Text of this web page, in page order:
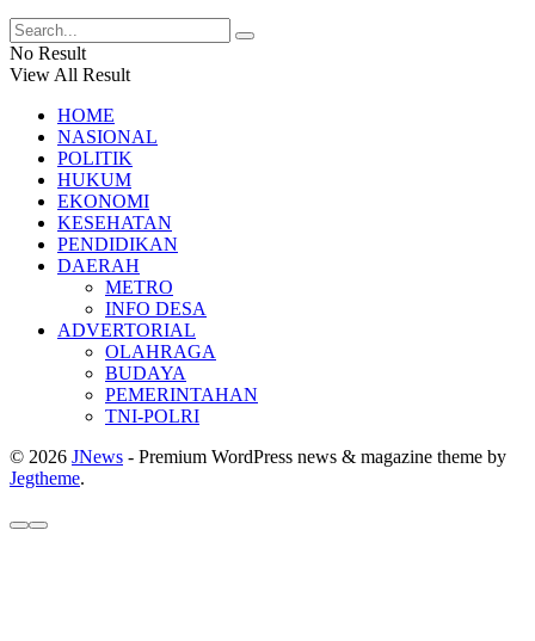
No Result
View All Result
HOME
NASIONAL
POLITIK
HUKUM
EKONOMI
KESEHATAN
PENDIDIKAN
DAERAH
METRO
INFO DESA
ADVERTORIAL
OLAHRAGA
BUDAYA
PEMERINTAHAN
TNI-POLRI
© 2026 JNews - Premium WordPress news & magazine theme by
Jegtheme.